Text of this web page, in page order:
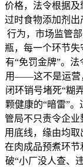
价格，法令根据及
过时食物添加剂
行为，市场监管
瓶，每一个环节
有“免罚金牌”。
用——这不是运营
闭环销号堵死“糊
颗健康的“暗雷”
管局不只责令企业
用底线，缘由均
在肉成品预煮环
破“小厂没人查、